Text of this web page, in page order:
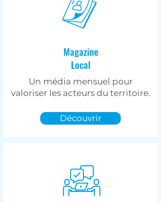
Magazine
Local
Un média mensuel pour
valoriser les acteurs du territoire.
Découvrir